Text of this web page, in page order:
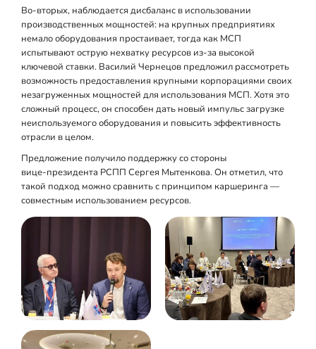
Во‑вторых, наблюдается дисбаланс в использовании
производственных мощностей: на крупных предприятиях
немало оборудования простаивает, тогда как МСП
испытывают острую нехватку ресурсов из‑за высокой
ключевой ставки. Василий Чернецов предложил рассмотреть
возможность предоставления крупными корпорациями своих
незагруженных мощностей для использования МСП. Хотя это
сложный процесс, он способен дать новый импульс загрузке
неиспользуемого оборудования и повысить эффективность
отрасли в целом.
Предложение получило поддержку со стороны
вице‑президента РСПП Сергея Мытенкова. Он отметил, что
такой подход можно сравнить с принципом каршеринга —
совместным использованием ресурсов.